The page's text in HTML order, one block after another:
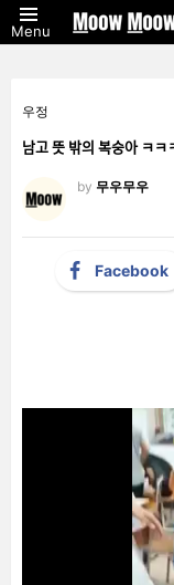
Menu
우정
남고 뜻 밖의
by 무우무우
Facebook